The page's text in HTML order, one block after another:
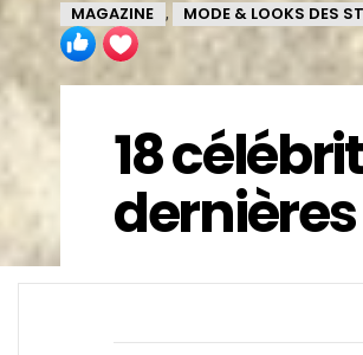
MAGAZINE , MODE & LOOKS DES
18